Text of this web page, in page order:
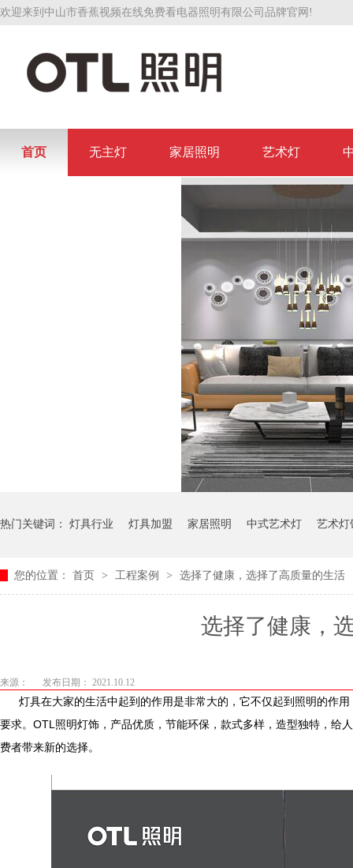
欢迎来到中山市香蕉视频在线免费看电器照明有限公司品牌官网!
首页 无主灯 家居照明 艺术灯
热门关键词： 灯具行业 灯具加盟 家居照明 中式艺术灯 艺术灯
您的位置： 首页 > 工程案例 > 选择了健康，选择了高质量的生活
选择了健康
来源： 发布日期： 2021.10.12
灯具在大家的生活中起到的作用是非常大的，它不仅起到照明的作用
要求。OTL照明灯饰，产品优质，节能环保，款式多样，造型
费者带来新的选择。